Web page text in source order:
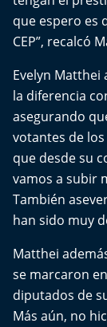
Chiche cuadra
Motorfem
Agenda Propia
Chile, Historia
Carrera a La
Aquí Estamos
Sello de raza
Trasnoche
que espero es
CEP”, recalcó
Evelyn Matthei
la diferencia
asegurando
votantes de
que desde su
vamos a subir
También
han sido muy
Matthei
se marcaron
diputados de
Más aún, no